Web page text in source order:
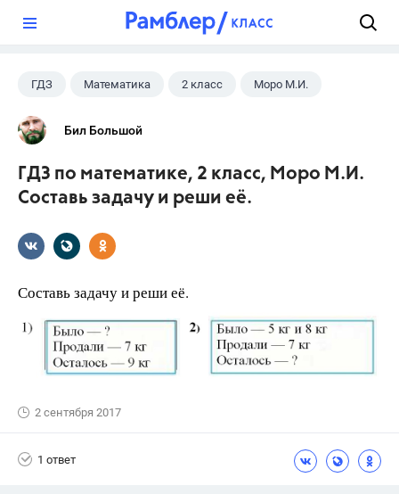
ГДЗ Математика 2 класс Моро М.И.
Бил Большой
ГДЗ по математике, 2 класс, Моро М.И.
Составь задачу и реши её.
Составь задачу и реши её.
2 сентября 2017
1 ответ